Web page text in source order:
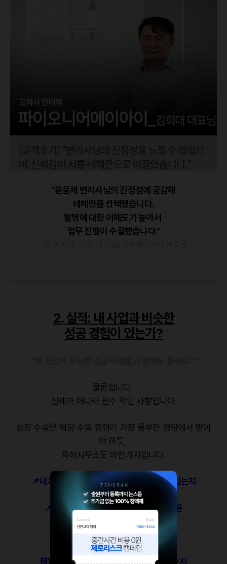
"윤웅채 변리사님의 진정성에 공감해
테헤란을 선택했습니다.
발명에 대한 이해도가 높아서
업무 진행이 수월했습니다."
2. 실적: 내 사업과 비슷한
성공 경험이 있는가?
물론입니다.
실례가 아니라 필수 확인 사항입니다.
심장 수술은 해당 수술 경험이 가장 풍부한 병원에서 받아
야 하듯,
특허사무소도 마찬가지입니다.
📌내가 등록할 상표와 유사한 상표 사례가 있는지
📌우리 회사의 BM 특허와 비슷한 기술을
성공시킨 경험이 있는지
📌해외 출원을 고려한다면,
해당 국가의 등록 경험과 네트워크가 있는지